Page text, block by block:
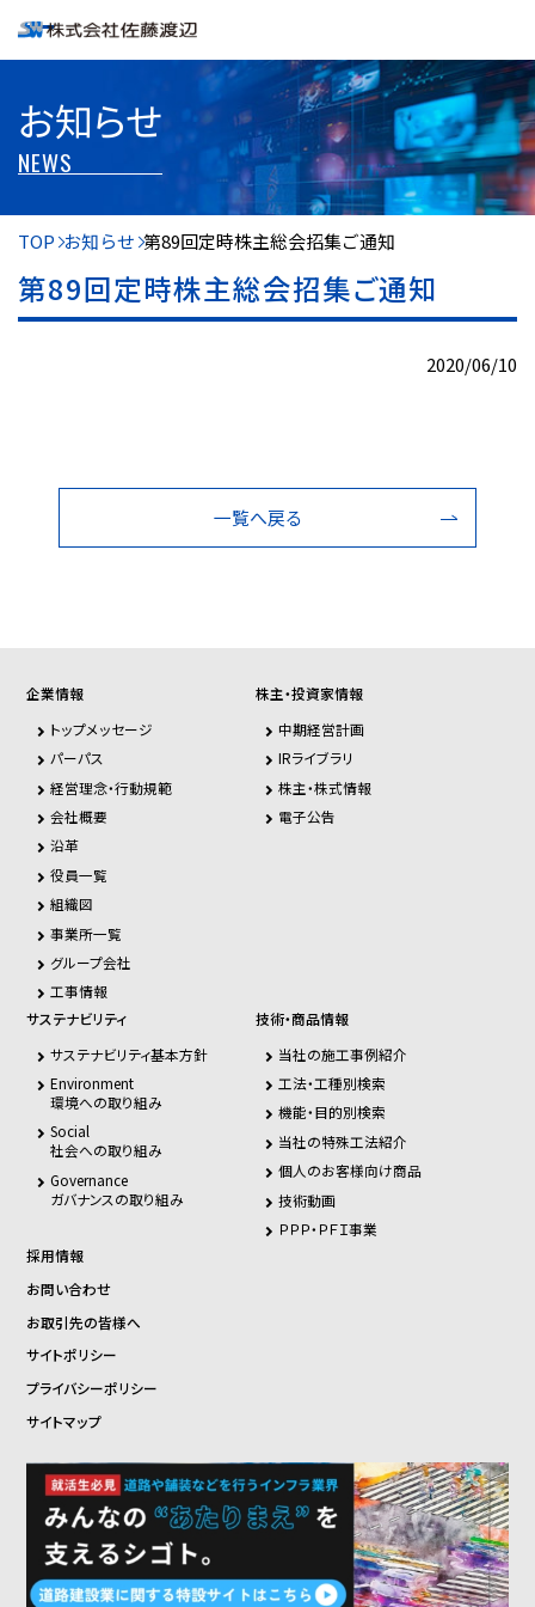
お知らせ
NEWS
TOP お知らせ 第89回定時株主総会招集ご通知
第89回定時株主総会招集ご通知
2020/06/10
一覧へ戻る
企業情報
トップメッセージ
パーパス
経営理念・行動規範
会社概要
沿革
役員一覧
組織図
事業所一覧
グループ会社
工事情報
株主・投資家情報
中期経営計画
IRライブラリ
株主・株式情報
電子公告
サステナビリティ
サステナビリティ基本方針
Environment
環境への取り組み
Social
社会への取り組み
Governance
ガバナンスの取り組み
技術・商品情報
当社の施工事例紹介
工法・工種別検索
機能・目的別検索
当社の特殊工法紹介
個人のお客様向け商品
技術動画
ＰＰＰ・ＰＦＩ事業
採用情報
お問い合わせ
お取引先の皆様へ
サイトポリシー
プライバシーポリシー
サイトマップ